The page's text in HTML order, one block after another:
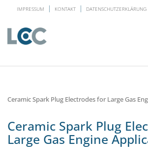
IMPRESSUM KONTAKT DATENSCHUTZERKLÄRUNG
Ceramic Spark Plug Electrodes for Large Gas
Ceramic Spark Plug
Large Gas Engine